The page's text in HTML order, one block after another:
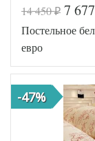
Код товара
Артикул
Ткань
Размер
пододеяльника
Размер
простыни
14 450₽ 7 677
Постельное
евро
-47%